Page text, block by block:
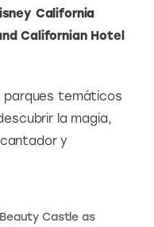
California
Californian Hotel
parques temáticos
la magia,
y
Castle as